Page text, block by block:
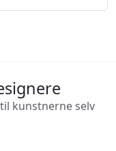
kunstnerne selv